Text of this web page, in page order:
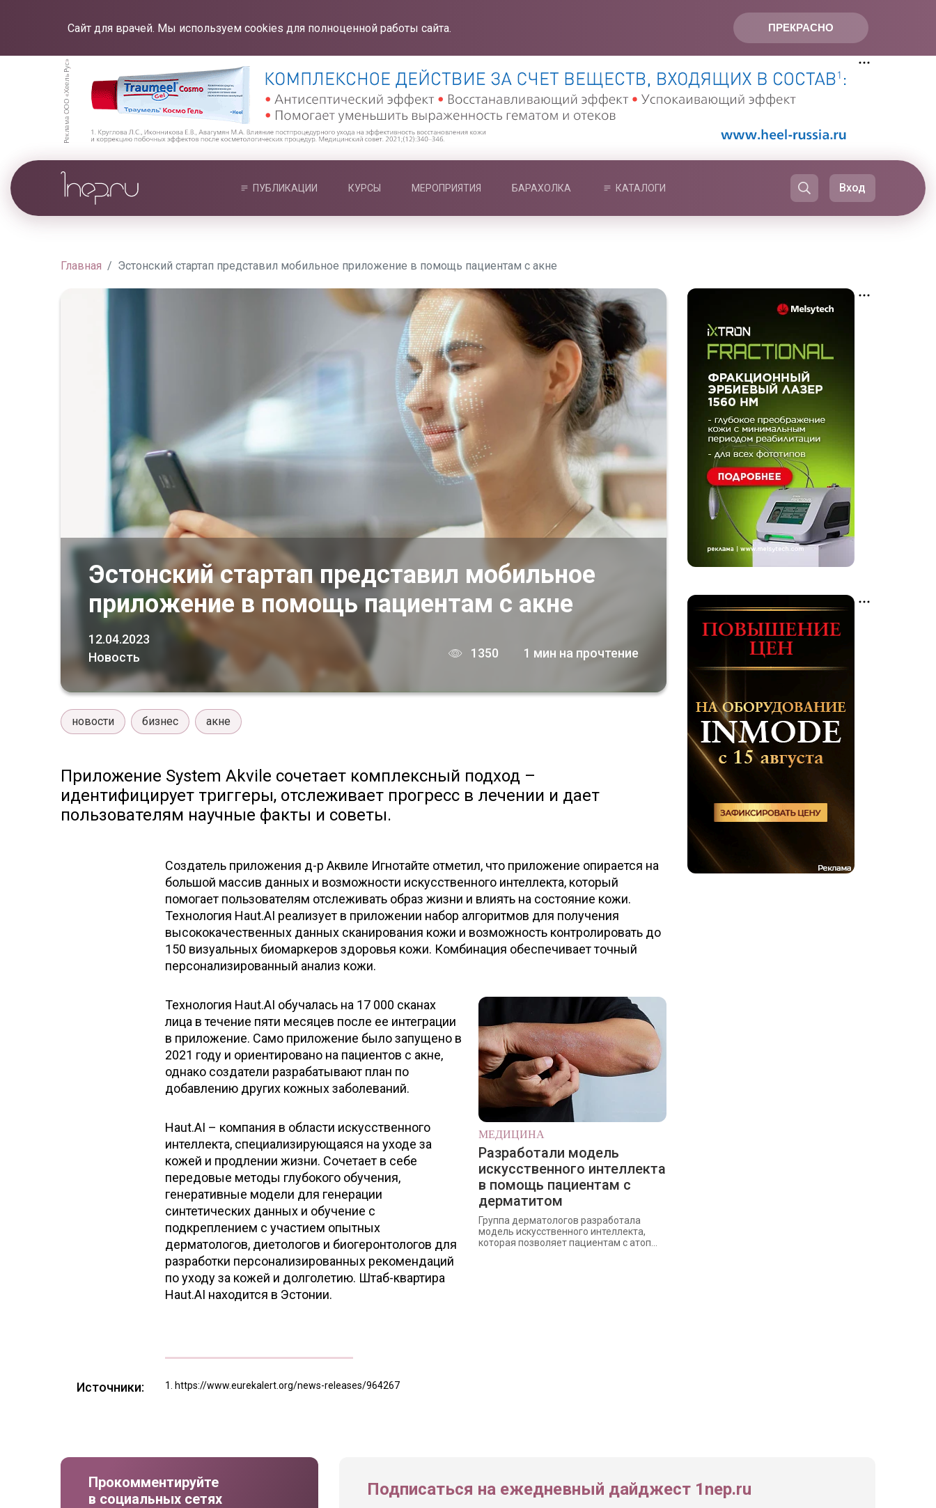
ПРЕКРАСНО
Сайт для врачей. Мы используем cookies для полноценной работы сайта.
ПУБЛИКАЦИИ КУРСЫ МЕРОПРИЯТИЯ БАРАХОЛКА КАТАЛОГИ Вход
Главная Эстонский стартап представил мобильное приложение в помощь пациентам с акне
Эстонский стартап представил мобильное
приложение в помощь пациентам с акне
12.04.2023
Новость
1350 1 мин на прочтение
новости бизнес акне
Приложение System Akvile сочетает комплексный подход –
идентифицирует триггеры, отслеживает прогресс в лечении и дает
пользователям научные факты и советы.
Создатель приложения д-р Аквиле Игнотайте отметил, что приложение опирается на
большой массив данных и возможности искусственного интеллекта, который
помогает пользователям отслеживать образ жизни и влиять на состояние кожи.
Технология Haut.AI реализует в приложении набор алгоритмов для получения
высококачественных данных сканирования кожи и возможность контролировать до
150 визуальных биомаркеров здоровья кожи. Комбинация обеспечивает точный
персонализированный анализ кожи.
МЕДИЦИНА
Разработали модель
искусственного интеллекта
в помощь пациентам с
дерматитом
Группа дерматологов разработала
модель искусственного интеллекта,
которая позволяет пациентам с атоп...
Технология Haut.AI обучалась на 17 000 сканах
лица в течение пяти месяцев после ее интеграции
в приложение. Само приложение было запущено в
2021 году и ориентировано на пациентов с акне,
однако создатели разрабатывают план по
добавлению других кожных заболеваний.
Haut.AI – компания в области искусственного
интеллекта, специализирующаяся на уходе за
кожей и продлении жизни. Сочетает в себе
передовые методы глубокого обучения,
генеративные модели для генерации
синтетических данных и обучение с
подкреплением с участием опытных
дерматологов, диетологов и биогеронтологов для
разработки персонализированных рекомендаций
по уходу за кожей и долголетию. Штаб-квартира
Haut.AI находится в Эстонии.
Источники: https://www.eurekalert.org/news-releases/964267
Прокомментируйте
в социальных сетях
Подписаться на ежедневный дайджест 1nep.ru